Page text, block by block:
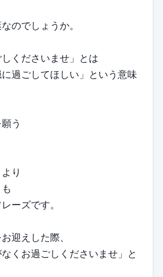
のでしょうか。
しくださいませ」とは
に過ごしてほしい」という意味
う
り
ーズです。
迎えした際、
くお過ごしくださいませ」と